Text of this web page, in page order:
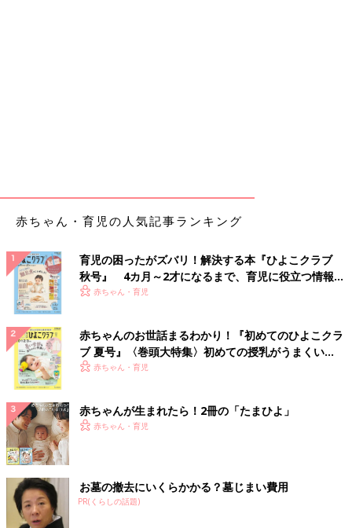
紙おむつの替え方 男女別のコツ
必要なものがわかったところで、おむつの替え方を詳しく紹介し
ていきます。
赤ちゃん・育児の人気記事ランキング
育児の困ったがズバリ！解決する本『ひよこクラブ
秋号』 4カ月～2才になるまで、育児に役立つ情報が
いっぱい！
赤ちゃん・育児
赤ちゃんのお世話まるわかり！『初めてのひよこクラ
ブ 夏号』〈巻頭大特集〉初めての授乳がうまくい
く！ おっぱい・ミルクの基本と夏のトラブル 解決テ
赤ちゃん・育児
赤ちゃんが生まれたら！2冊の「たまひよ」
赤ちゃん・育児
お墓の撤去にいくらかかる？墓じまい費用
PR(くらしの話題)